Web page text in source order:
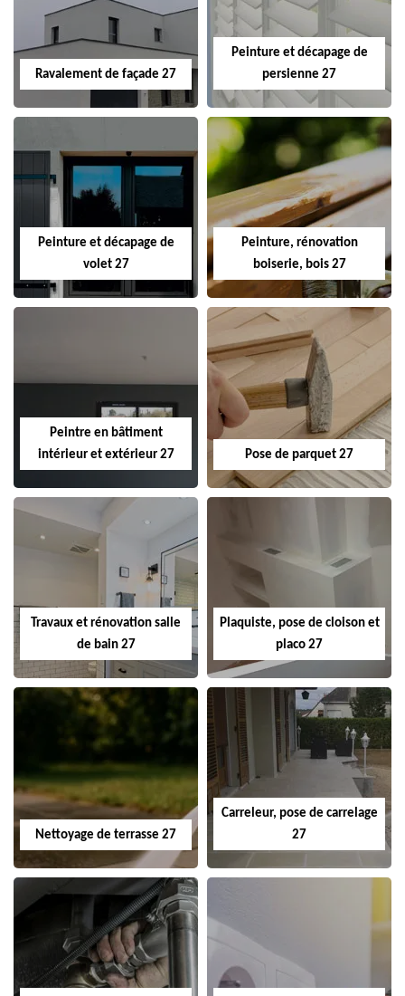
Ravalement de façade 27
Peinture et décapage de
persienne 27
Peinture et décapage de
volet 27
Peinture, rénovation
boiserie, bois 27
Peintre en bâtiment
intérieur et extérieur 27
Pose de parquet 27
Travaux et rénovation salle
de bain 27
Plaquiste, pose de cloison et
placo 27
Nettoyage de terrasse 27
Carreleur, pose de carrelage
27